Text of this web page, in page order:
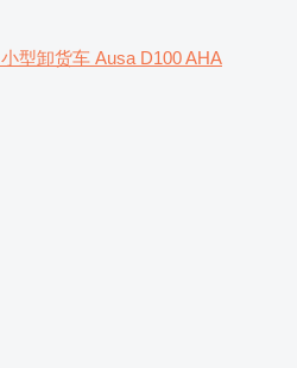
小型卸货车 Ausa D100 AHA